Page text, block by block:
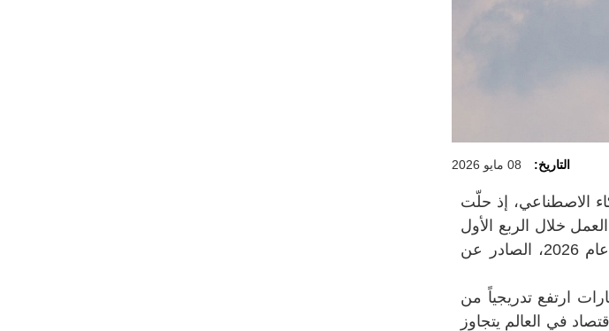
التاريخ: 08 مايو 2026
الاصطناعي، إذ حلّت
السكان في سن العمل خلال الربع الأول
من عام 2026، تقرير انتشار الذكاء الاصطناعي للربع الأول من عام 2026، الصادر عن
ارتفع تدريجياً من
أول اقتصاد في العالم يتجاوز